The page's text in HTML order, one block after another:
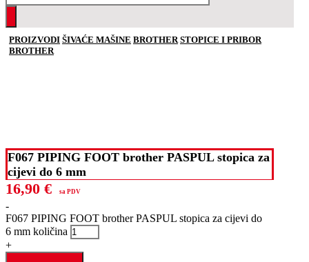
PROIZVODI ŠIVAĆE MAŠINE BROTHER STOPICE I PRIBOR
BROTHER
F067 PIPING FOOT brother PASPUL stopica za
cijevi do 6 mm
16,90 € sa PDV
-
F067 PIPING FOOT brother PASPUL stopica za cijevi do
6 mm količina
+